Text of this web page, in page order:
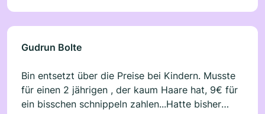
Gudrun Bolte
Bin entsetzt über die Preise bei Kindern. Musste
für einen 2 jährigen , der kaum Haare hat, 9€ für
ein bisschen schnippeln zahlen...Hatte bisher